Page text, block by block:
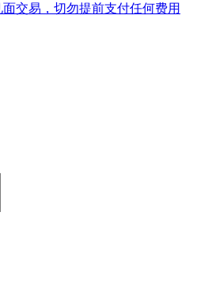
交易，切勿提前支付任何费用